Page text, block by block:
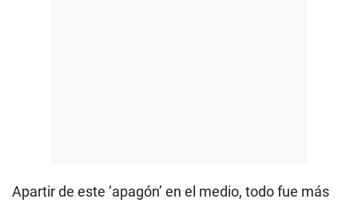
Apartir de este ‘apagón’ en el medio, todo fue más